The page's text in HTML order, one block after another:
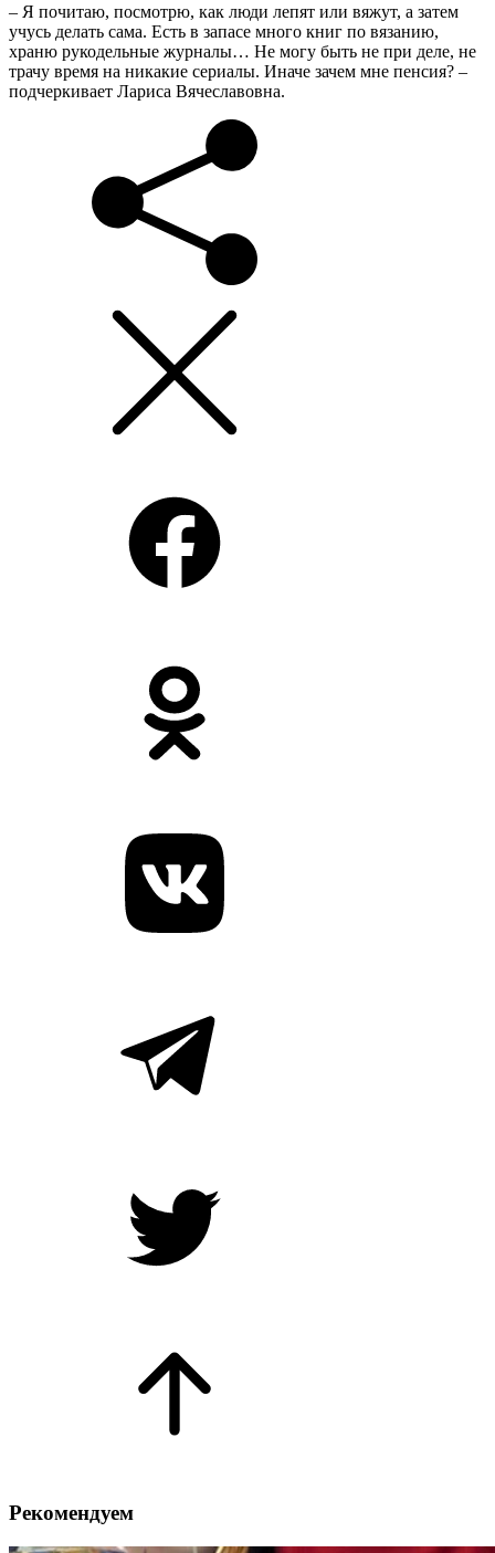
– Я почитаю, посмотрю, как люди лепят или вяжут, а затем
учусь делать сама. Есть в запасе много книг по вязанию,
храню рукодельные журналы… Не могу быть не при деле, не
трачу время на никакие сериалы. Иначе зачем мне пенсия? –
подчеркивает Лариса Вячеславовна.
Рекомендуем